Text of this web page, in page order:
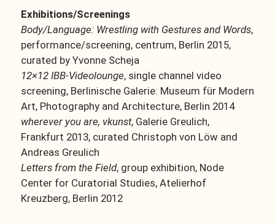
Exhibitions/Screenings
Body/Language: Wrestling with Gestures and Words,
performance/screening, centrum, Berlin 2015,
curated by Yvonne Scheja
12×12 IBB-Videolounge, single channel video
screening, Berlinische Galerie: Museum für Modern
Art, Photography and Architecture, Berlin 2014
wherever you are, vkunst, Galerie Greulich,
Frankfurt 2013, curated Christoph von Löw and
Andreas Greulich
Letters from the Field, group exhibition, Node
Center for Curatorial Studies, Atelierhof
Kreuzberg, Berlin 2012